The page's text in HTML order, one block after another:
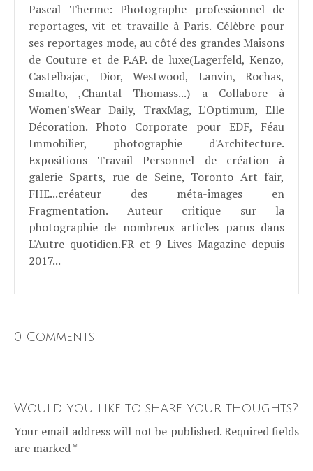
Pascal Therme: Photographe professionnel de
reportages, vit et travaille à Paris. Célèbre pour
ses reportages mode, au côté des grandes Maisons
de Couture et de P.AP. de luxe(Lagerfeld, Kenzo,
Castelbajac, Dior, Westwood, Lanvin, Rochas,
Smalto, ,Chantal Thomass...) a Collabore à
Women'sWear Daily, TraxMag, L'Optimum, Elle
Décoration. Photo Corporate pour EDF, Féau
Immobilier, photographie d'Architecture.
Expositions Travail Personnel de création à
galerie Sparts, rue de Seine, Toronto Art fair,
FIIE...créateur des méta-images en
Fragmentation. Auteur critique sur la
photographie de nombreux articles parus dans
L'Autre quotidien.FR et 9 Lives Magazine depuis
2017...
0 Comments
Would you like to share your thoughts?
Your email address will not be published. Required fields
are marked *